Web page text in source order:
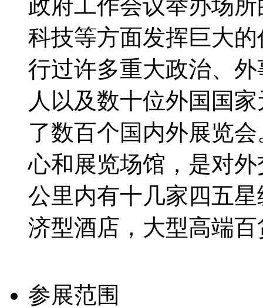
政府工作会议举办场
科技等方面发挥巨大
行过许多重大政治、
人以及数十位外国国
了数百个国内外展览
心和展览场馆，是对
公里内有十几家四五
济型酒店，大型高端
参展范围